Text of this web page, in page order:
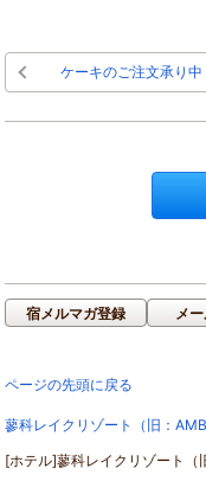
ケーキのご注文承り中
宿メルマガ登録 メ
ページの先頭に戻る
蓼科レイクリゾート（旧：
[ホテル]蓼科レイクリゾート